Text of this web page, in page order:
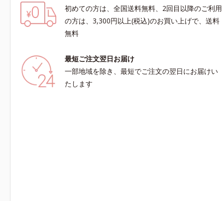
初めての方は、全国送料無料、2回目以降のご利用
の方は、3,300円以上(税込)のお買い上げで、送料
無料
最短ご注文翌日お届け
一部地域を除き、最短でご注文の翌日にお届けい
たします